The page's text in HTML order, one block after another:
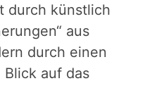
durch künstlich
aus
durch einen
auf das